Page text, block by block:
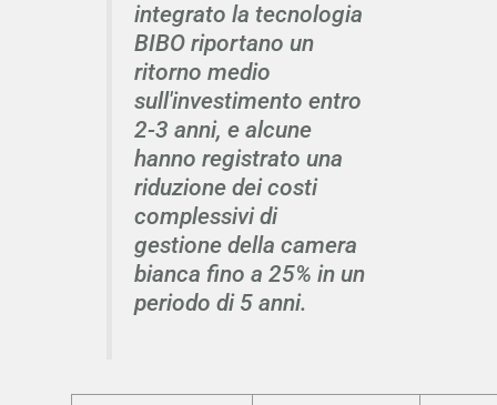
integrato la tecnologia
BIBO riportano un
ritorno medio
sull'investimento entro
2-3 anni, e alcune
hanno registrato una
riduzione dei costi
complessivi di
gestione della camera
bianca fino a 25% in un
periodo di 5 anni.